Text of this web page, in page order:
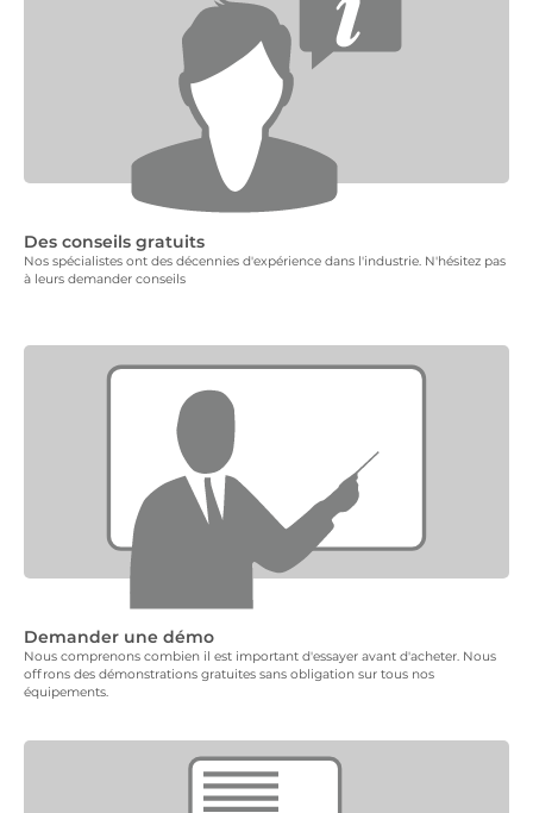
Des conseils gratuits
Nos spécialistes ont des décennies d'expérience dans l'industrie. N'hésitez pas
à leurs demander conseils
Demander une démo
Nous comprenons combien il est important d'essayer avant d'acheter. Nous
offrons des démonstrations gratuites sans obligation sur tous nos
équipements.